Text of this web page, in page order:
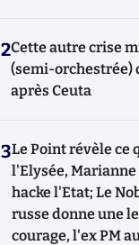
2Cette autre crise
(semi-orchestrée)
après Ceuta
3Le Point révèle ce
l'Elysée,
hacke l'Etat; Le
russe donne une
courage, l'ex PM